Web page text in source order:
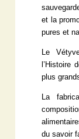
et la
pures et
Le
l’Histoire
plus
La
du savoir